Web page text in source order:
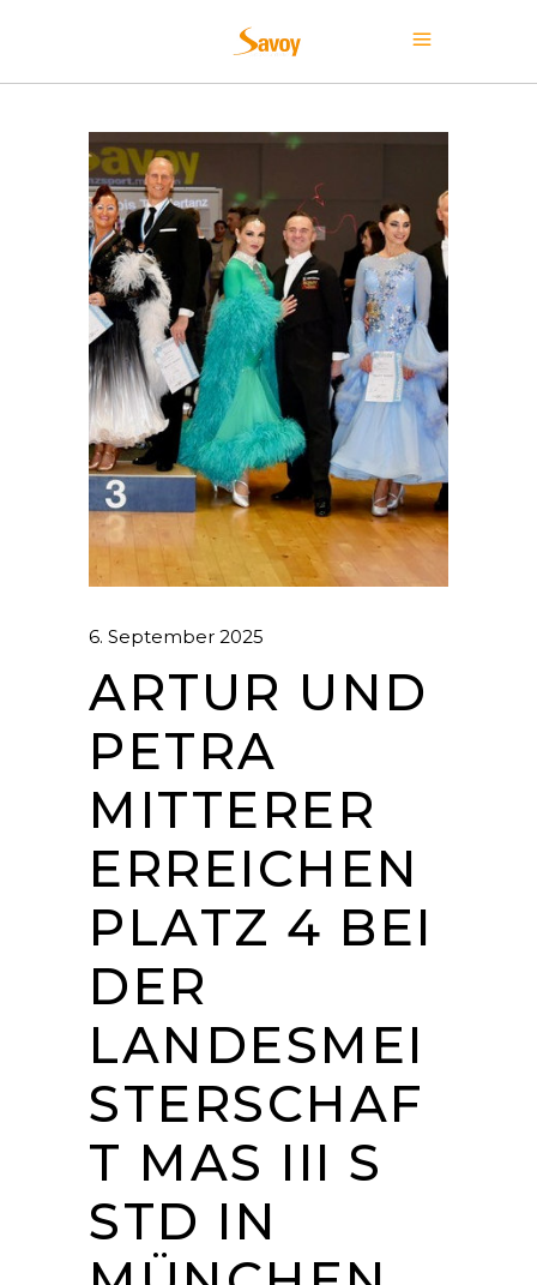
6. September 2025
ARTUR UND
PETRA
MITTERER
ERREICHEN
PLATZ 4 BEI
DER
LANDESMEI
STERSCHAF
T MAS III S
STD IN